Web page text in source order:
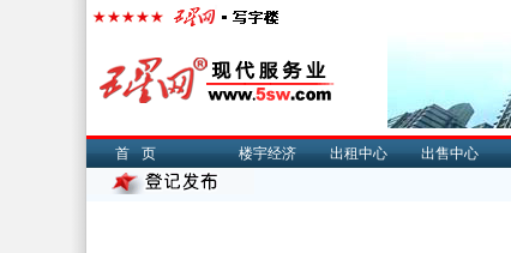
首页 楼宇经济 出租中心 出售中心